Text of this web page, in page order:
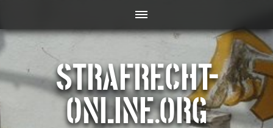
STRAFRECHT-
ONLINE.ORG